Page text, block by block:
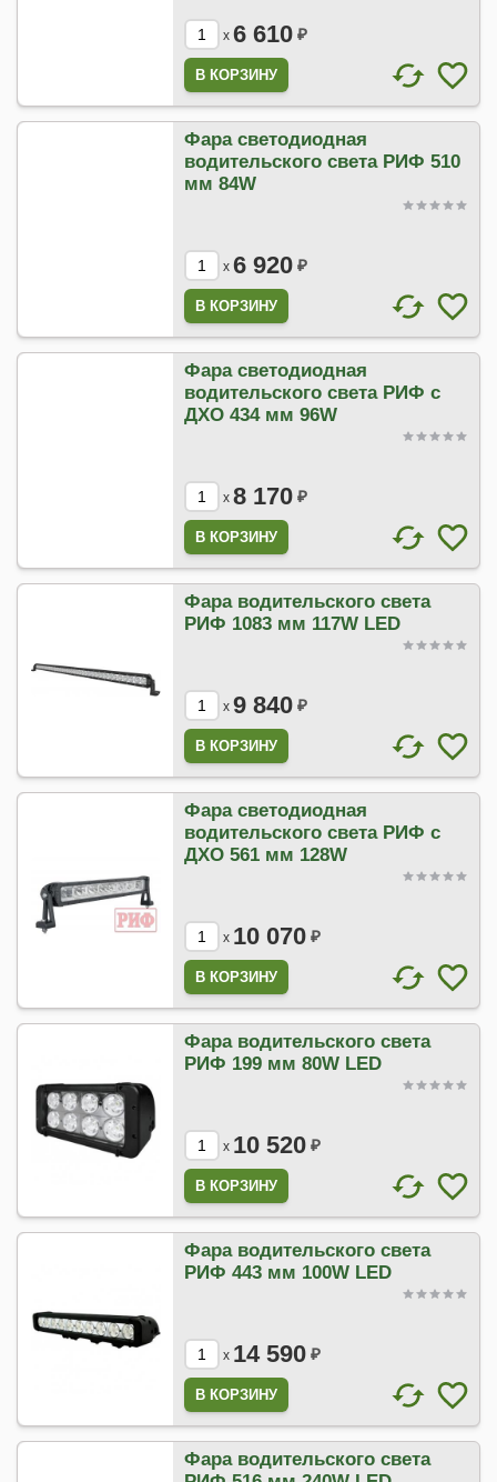
x 6 610 ₽
Фара светодиодная
водительского света РИФ 510
мм 84W
x 6 920 ₽
Фара светодиодная
водительского света РИФ с
ДХО 434 мм 96W
x 8 170 ₽
Фара водительского света
РИФ 1083 мм 117W LED
x 9 840 ₽
Фара светодиодная
водительского света РИФ с
ДХО 561 мм 128W
x 10 070 ₽
Фара водительского света
РИФ 199 мм 80W LED
x 10 520 ₽
Фара водительского света
РИФ 443 мм 100W LED
x 14 590 ₽
Фара водительского света